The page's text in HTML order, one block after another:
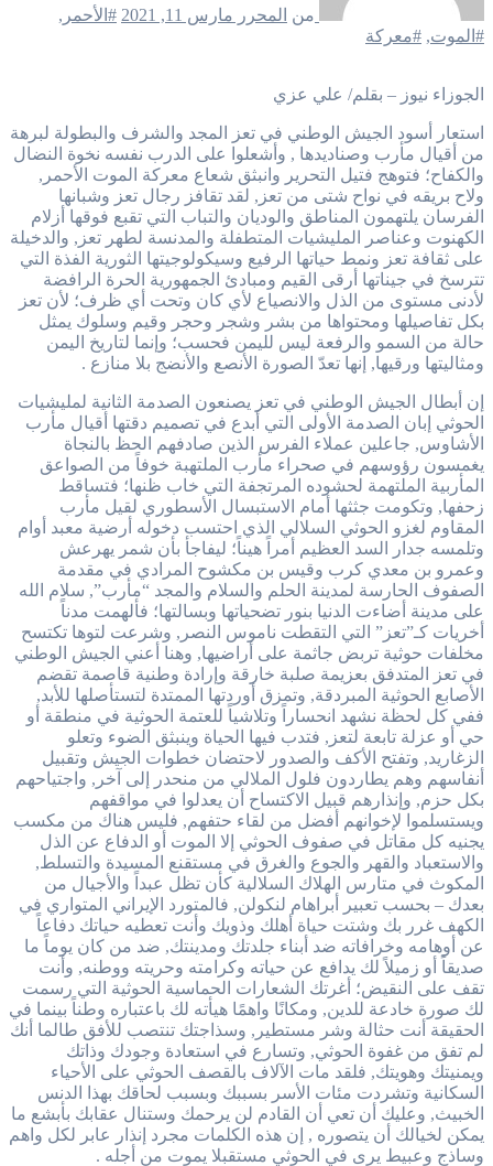
من المحرر مارس 11, 2021 #الأحمر ,
#الموت, #معركة
الجوزاء نيوز – بقلم/ علي عزي
استعار أسود الجيش الوطني في تعز المجد والشرف والبطولة لبرهة
من أقيال مأرب وصناديدها , وأشعلوا على الدرب نفسه نخوة النضال
والكفاح؛ فتوهج فتيل التحرير وانبثق شعاع معركة الموت الأحمر,
ولاح بريقه في نواح شتى من تعز, لقد تقافز رجال تعز وشبانها
الفرسان يلتهمون المناطق والوديان والتباب التي تقبع فوقها أزلام
الكهنوت وعناصر المليشيات المتطفلة والمدنسة لطهر تعز, والدخيلة
على ثقافة تعز ونمط حياتها الرفيع وسيكولوجيتها الثورية الفذة التي
تترسخ في جيناتها أرقى القيم ومبادئ الجمهورية الحرة الرافضة
لأدنى مستوى من الذل والانصياع لأي كان وتحت أي ظرف؛ لأن تعز
بكل تفاصيلها ومحتواها من بشر وشجر وحجر وقيم وسلوك يمثل
حالة من السمو والرفعة ليس لليمن فحسب؛ وإنما لتاريخ اليمن
ومثاليتها ورقيها, إنها تعدّ الصورة الأنصع والأنضج بلا منازع .
إن أبطال الجيش الوطني في تعز يصنعون الصدمة الثانية لمليشيات
الحوثي إبان الصدمة الأولى التي أبدع في تصميم دقتها أقيال مأرب
الأشاوس, جاعلين عملاء الفرس الذين صادفهم الحظ بالنجاة
يغمسون رؤوسهم في صحراء مأرب الملتهبة خوفاً من الصواعق
المأربية الملتهمة لحشوده المرتجفة التي خاب ظنها؛ فتساقط
زحفها, وتكومت جثثها أمام الاستبسال الأسطوري لقيل مأرب
المقاوم لغزو الحوثي السلالي الذي احتسب دخوله أرضية معبد أوام
وتلمسه جدار السد العظيم أمراً هيناً؛ ليفاجأ بأن شمر يهرعش
وعمرو بن معدي كرب وقيس بن مكشوح المرادي في مقدمة
الصفوف الحارسة لمدينة الحلم والسلام والمجد “مأرب”, سلام الله
على مدينة أضاءت الدنيا بنور تضحياتها وبسالتها؛ فألهمت مدناً
أخريات كـ”تعز” التي التقطت ناموس النصر, وشرعت لتوها تكتسح
مخلفات حوثية تربض جاثمة على أراضيها, وهنا أعني الجيش الوطني
في تعز المتدفق بعزيمة صلبة خارقة وإرادة وطنية قاصمة تقضم
الأصابع الحوثية المبردقة, وتمزق أوردتها الممتدة لتستأصلها للأبد,
ففي كل لحظة نشهد انحساراً وتلاشياً للعتمة الحوثية في منطقة أو
حي أو عزلة تابعة لتعز, فتدب فيها الحياة وينبثق الضوء وتعلو
الزغاريد, وتفتح الأكف والصدور لاحتضان خطوات الجيش وتقبيل
أنفاسهم وهم يطاردون فلول الملالي من منحدر إلى آخر, واجتياحهم
بكل حزم, وإنذارهم قبيل الاكتساح أن يعدلوا في مواقفهم
ويستسلموا لإخوانهم أفضل من لقاء حتفهم, فليس هناك من مكسب
يجنيه كل مقاتل في صفوف الحوثي إلا الموت أو الدفاع عن الذل
والاستعباد والقهر والجوع والغرق في مستقنع المسيدة والتسلط,
المكوث في متارس الهلاك السلالية كأن تظل عبداً والأجيال من
بعدك – بحسب تعبير أبراهام لنكولن, فالمتورد الإيراني المتواري في
الكهف غرر بك وشتت حياة أهلك وذويك وأنت تعطيه حياتك دفاعاً
عن أوهامه وخرافاته ضد أبناء جلدتك ومدينتك, ضد من كان يوماً ما
صديقاً أو زميلاً لك يدافع عن حياته وكرامته وحريته ووطنه, وأنت
تقف على النقيض؛ أغرتك الشعارات الحماسية الحوثية التي رسمت
لك صورة خادعة للدين, ومكانًا واهمًا هيأته لك باعتباره وطناً بينما في
الحقيقة أنت حثالة وشر مستطير, وسذاجتك تنتصب للأفق طالما أنك
لم تفق من غفوة الحوثي, وتسارع في استعادة وجودك وذاتك
ويمنيتك وهويتك, فلقد مات الآلاف بالقصف الحوثي على الأحياء
السكانية وتشردت مئات الأسر بسببك وبسبب لحاقك بهذا الدنس
الخبيث, وعليك أن تعي أن القادم لن يرحمك وستنال عقابك بأبشع ما
يمكن لخيالك أن يتصوره , إن هذه الكلمات مجرد إنذار عابر لكل واهم
وساذج وعبيط يرى في الحوثي مستقبلا يموت من أجله .